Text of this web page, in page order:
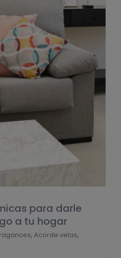
para darle
a tu hogar
, Acorde velas,